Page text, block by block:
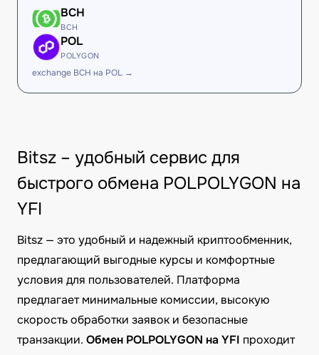
BCH
BCH
POL
POLYGON
exchange BCH на POL →
Bitsz – удобный сервис для
быстрого обмена POLPOLYGON на
YFI
Bitsz — это удобный и надежный криптообменник,
предлагающий выгодные курсы и комфортные
условия для пользователей. Платформа
предлагает минимальные комиссии, высокую
скорость обработки заявок и безопасные
транзакции. Обмен POLPOLYGON на YFI проходит